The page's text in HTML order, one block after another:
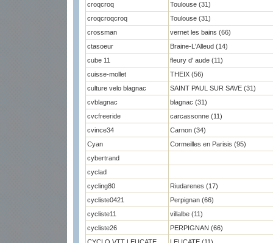
croqcroq
Toulouse (31)
croqcroqcroq
Toulouse (31)
crossman
vernet les bains (66)
ctasoeur
Braine-L'Alleud (14)
cube 11
fleury d' aude (11)
cuisse-mollet
THEIX (56)
culture velo blagnac
SAINT PAUL SUR SAVE (31)
cvblagnac
blagnac (31)
cvcfreeride
carcassonne (11)
cvince34
Carnon (34)
Cyan
Cormeilles en Parisis (95)
cybertrand
cyclad
cycling80
Riudarenes (17)
cycliste0421
Perpignan (66)
cycliste11
villalbe (11)
cycliste26
PERPIGNAN (66)